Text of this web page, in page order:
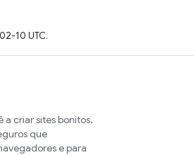
10 UTC.
a criar sites bonitos,
que
e para